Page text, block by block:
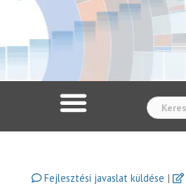
Fejlesztési javaslat küldése |